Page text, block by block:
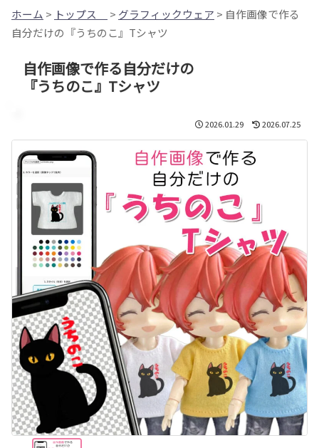
ホーム > トップス > グラフィックウェア > 自作画像で作る
自分だけの『うちのこ』Tシャツ
自作画像で作る自分だけの
『うちのこ』Tシャツ
2026.01.29 2026.07.25